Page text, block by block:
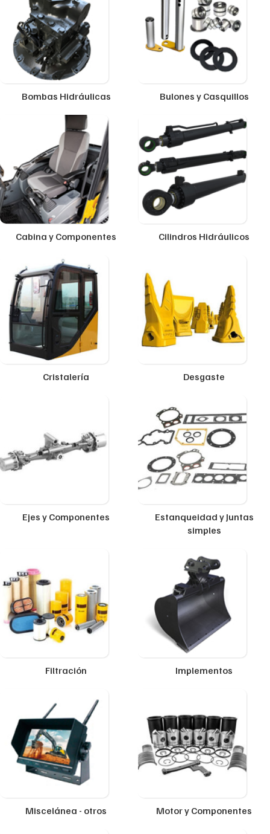
Bombas Hidráulicas Bulones y Casquillos
Cabina y Componentes Cilindros Hidráulicos
Cristalería Desgaste
Ejes y Componentes
Estanqueidad y Juntas
simples
Filtración Implementos
Miscelánea - otros Motor y Componentes